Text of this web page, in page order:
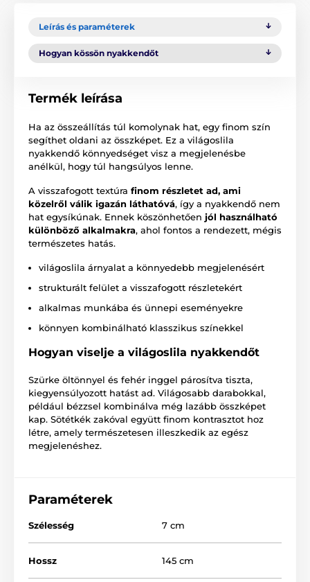
Leírás és paraméterek
Hogyan kössön nyakkendőt
Termék leírása
Ha az összeállítás túl komolynak hat, egy finom szín
segíthet oldani az összképet. Ez a világoslila
nyakkendő könnyedséget visz a megjelenésbe
anélkül, hogy túl hangsúlyos lenne.
A visszafogott textúra finom részletet ad, ami
közelről válik igazán láthatóvá, így a nyakkendő nem
hat egysíkúnak. Ennek köszönhetően jól használható
különböző alkalmakra, ahol fontos a rendezett, mégis
természetes hatás.
világoslila árnyalat a könnyedebb megjelenésért
strukturált felület a visszafogott részletekért
alkalmas munkába és ünnepi eseményekre
könnyen kombinálható klasszikus színekkel
Hogyan viselje a világoslila nyakkendőt
Szürke öltönnyel és fehér inggel párosítva tiszta,
kiegyensúlyozott hatást ad. Világosabb darabokkal,
például bézzsel kombinálva még lazább összképet
kap. Sötétkék zakóval együtt finom kontrasztot hoz
létre, amely természetesen illeszkedik az egész
megjelenéshez.
Paraméterek
Szélesség 7 cm
Hossz 145 cm